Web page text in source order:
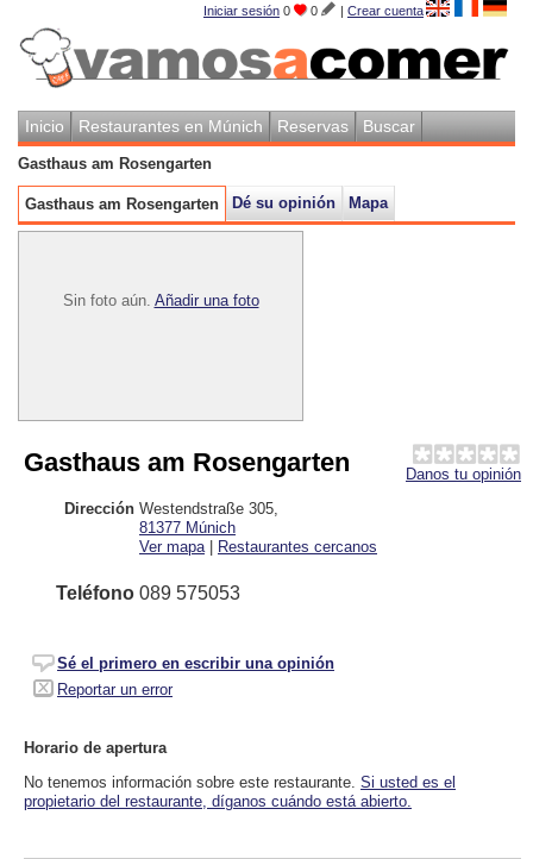
Iniciar sesión 0 0 | Crear cuenta
Inicio Restaurantes en Múnich Reservas Buscar
Gasthaus am Rosengarten
Gasthaus am Rosengarten Dé su opinión Mapa
Sin foto aún. Añadir una foto
Danos tu opinión
Gasthaus am Rosengarten
Dirección Westendstraße 305
81377 Múnich
Ver mapa | Restaurantes cercanos
Teléfono 089 575053
Sé el primero en escribir una opinión
Reportar un error
Horario de apertura
No tenemos información sobre este restaurante. Si usted es el
propietario del restaurante, díganos cuándo está abierto.